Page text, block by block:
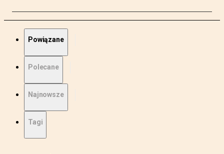
Powiązane
Polecane
Najnowsze
Tagi